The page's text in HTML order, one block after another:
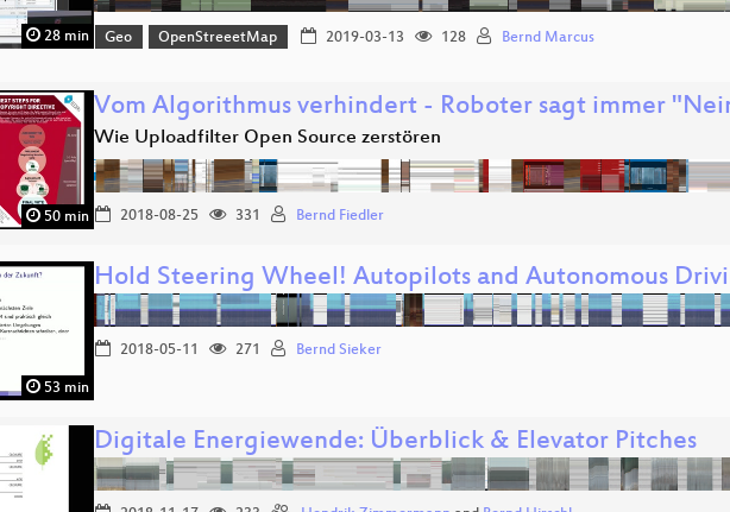
28 min Geo OpenStreeetMap 2019-03-13 128 Bernd Marcus
50 min
Vom Algorithmus verhindert - Roboter sagt immer
Wie Uploadfilter Open Source zerstören
2018-08-25 331 Bernd Fiedler
53 min
Hold Steering Wheel! Autopilots and Autonomous
2018-05-11 271 Bernd Sieker
Digitale Energiewende: Überblick & Elevator Pitches